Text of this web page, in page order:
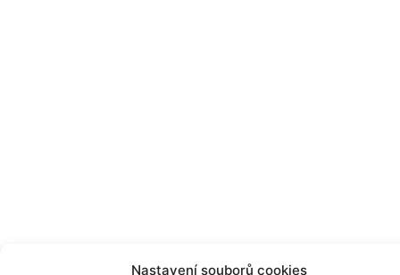
Nastavení souborů cookies